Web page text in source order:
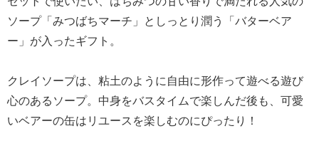
ソープ「みつばちマーチ」としっとり潤う「バターベア
ー」が入ったギフト。
クレイソープは、粘土のように自由に形作って遊べる遊び
心のあるソープ。中身をバスタイムで楽しんだ後も、可愛
いベアーの缶はリユースを楽しむのにぴったり！